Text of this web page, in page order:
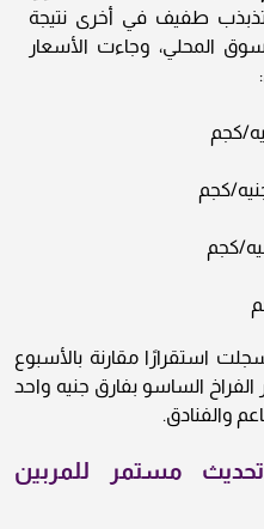
طفيف في أخرى نتيجة
المحلي، وجاءت الأسعار
استقرارًا مقارنة بالأسبوع
الفراخ الساسو بفارق جنيه واحد
والفنادق.
مستمر للمربين